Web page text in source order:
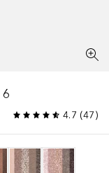
4.7 (47)